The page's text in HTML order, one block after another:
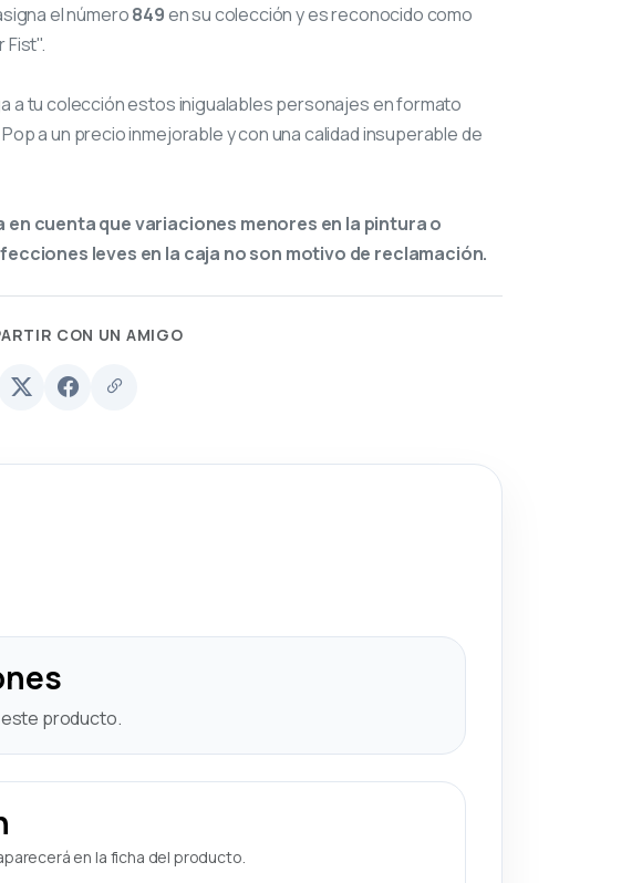
el número849en su colección y es reconocido como
Fist".
a tu colección estos inigualables personajes en formato
a un precio inmejorable y con una calidad insuperable de
en cuenta que variaciones menores en la pintura o
leves en la caja no son motivo de reclamación.
CON UN AMIGO
este producto.
en la ficha del producto.